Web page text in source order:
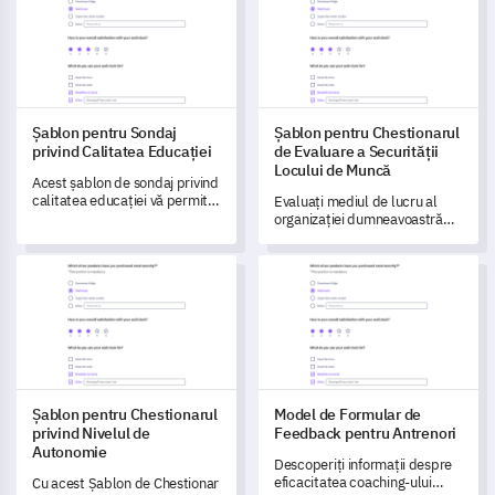
lor, ajutând părțile interesate
să identifice domeniile de
îmbunătățire și să sporească
eficiența platformei.
Șablon pentru Sondaj
privind Calitatea Educației
Acest șablon de sondaj privind
calitatea educației vă permite
a instituției dumneavoastră.
Șablon pentru Chestionarul
de Evaluare a Securității
Locului de Muncă
Evaluați mediul de lucru al
organizației dumneavoastră
Chestionar pentru Evaluarea
Siguranței Locului de Muncă.
Șablon pentru Chestionarul privind Nivelul de Autonomie
Șablon pentru Chestionarul
privind Nivelul de
Autonomie
Cu acest Șablon de Chestionar
Model de Formular de
Model de Formular de
Feedback pentru Antrenori
Descoperiți informații despre
eficacitatea coaching-ului